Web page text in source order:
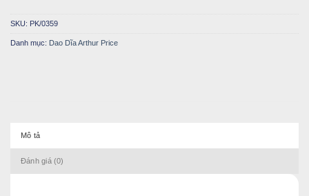
SKU: PK/0359
Danh mục: Dao Dĩa Arthur Price
Mô tả
Đánh giá (0)